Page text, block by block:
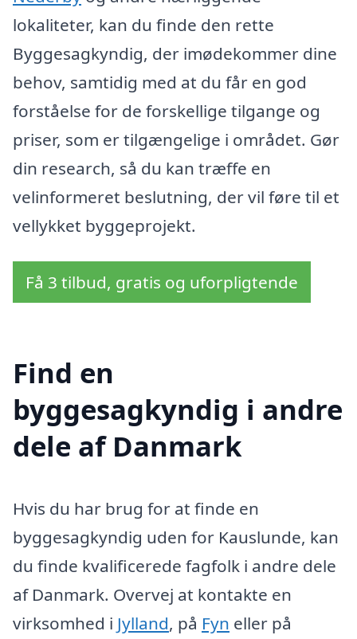
lokaliteter, kan du finde den rette
Byggesagkyndig, der imødekommer dine
behov, samtidig med at du får en god
forståelse for de forskellige tilgange og
priser, som er tilgængelige i området. Gør
din research, så du kan træffe en
velinformeret beslutning, der vil føre til et
vellykket byggeprojekt.
Få 3 tilbud, gratis og uforpligtende
Find en
byggesagkyndig i andre
dele af Danmark
Hvis du har brug for at finde en
byggesagkyndig uden for Kauslunde, kan
du finde kvalificerede fagfolk i andre dele
af Danmark. Overvej at kontakte en
virksomhed i Jylland, på Fyn eller på